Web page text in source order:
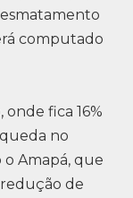
computado
onde fica 16%
no
o Amapá, que
de